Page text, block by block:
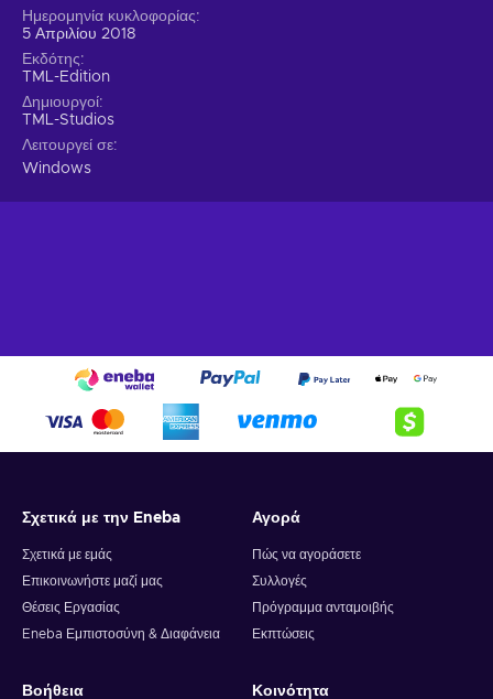
Ημερομηνία κυκλοφορίας
5 Απριλίου 2018
Εκδότης
TML-Edition
Δημιουργοί
TML-Studios
Λειτουργεί σε
Windows
Σχετικά με την Eneba
Σχετικά με εμάς
Επικοινωνήστε μαζί μας
Θέσεις Εργασίας
Eneba Εμπιστοσύνη & Διαφάνεια
Αγορά
Πώς να αγοράσετε
Συλλογές
Πρόγραμμα ανταμοιβής
Εκπτώσεις
Βοήθεια Κοινότητα